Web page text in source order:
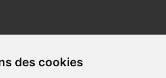
des cookies